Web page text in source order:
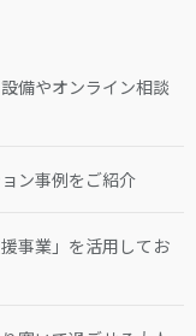
備やオンライン相談
ン事例をご紹介
事業」を活用してお